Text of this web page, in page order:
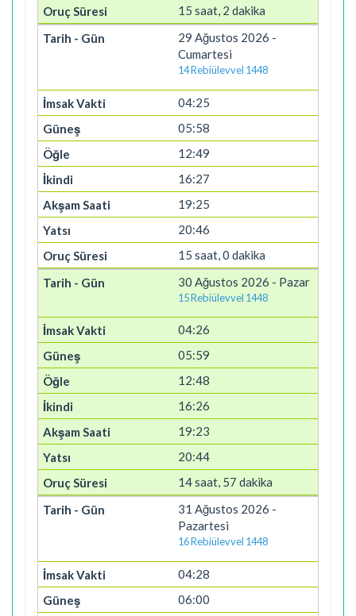
15 saat, 2 dakika
29 Ağustos 2026 -
Cumartesi
14 Rebiülevvel 1448
04:25
05:58
12:49
16:27
19:25
20:46
15 saat, 0 dakika
30 Ağustos 2026 - Pazar
15 Rebiülevvel 1448
04:26
05:59
12:48
16:26
19:23
20:44
14 saat, 57 dakika
31 Ağustos 2026 -
Pazartesi
16 Rebiülevvel 1448
04:28
06:00